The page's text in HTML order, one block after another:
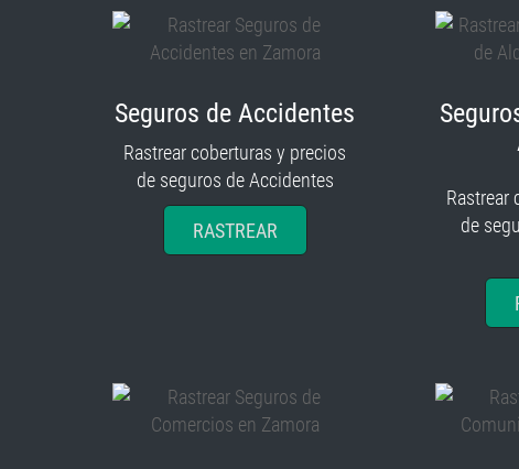
Seguros de Accidentes
Rastrear coberturas y precios
de seguros de Accidentes
RASTREAR
Rastrear
de